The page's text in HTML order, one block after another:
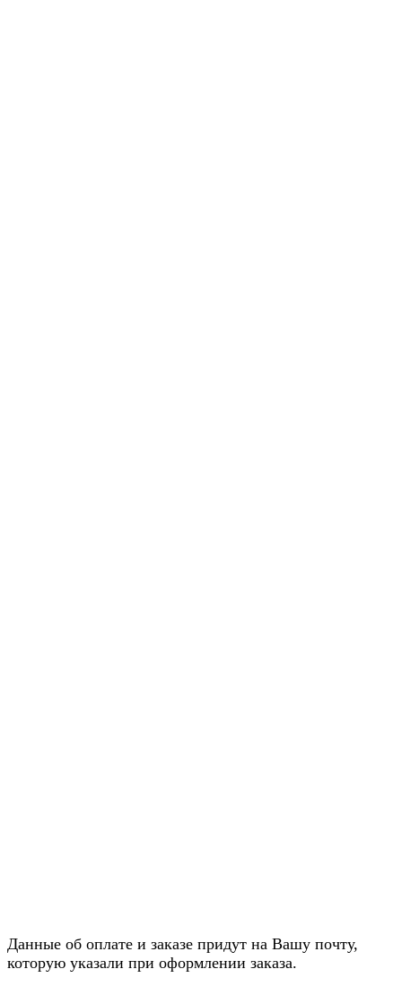
Данные об оплате и заказе придут на Вашу почту,
которую указали при оформлении заказа.